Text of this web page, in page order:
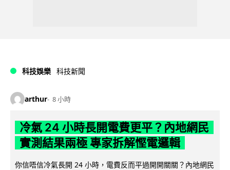
科技娛樂 科技新聞
arthur 8 小時
冷氣 24 小時長開電費更平？內地網民
實測結果兩極 專家拆解慳電邏輯
你信唔信冷氣長開 24 小時，電費反而平過開開關關？內地網民